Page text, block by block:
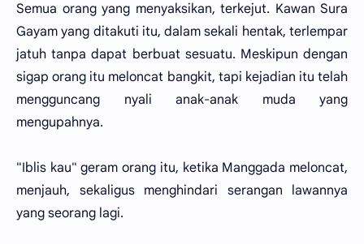
Semua orang yang menyaksikan, terkejut. Kawan Sura
Gayam yang ditakuti itu, dalam sekali hentak, terlempar
jatuh tanpa dapat berbuat sesuatu. Meskipun dengan
sigap orang itu meloncat bangkit, tapi kejadian itu telah
mengguncang nyali anak-anak muda yang
mengupahnya.
"Iblis kau" geram orang itu, ketika Manggada meloncat,
menjauh, sekaligus menghindari serangan lawannya
yang seorang lagi.